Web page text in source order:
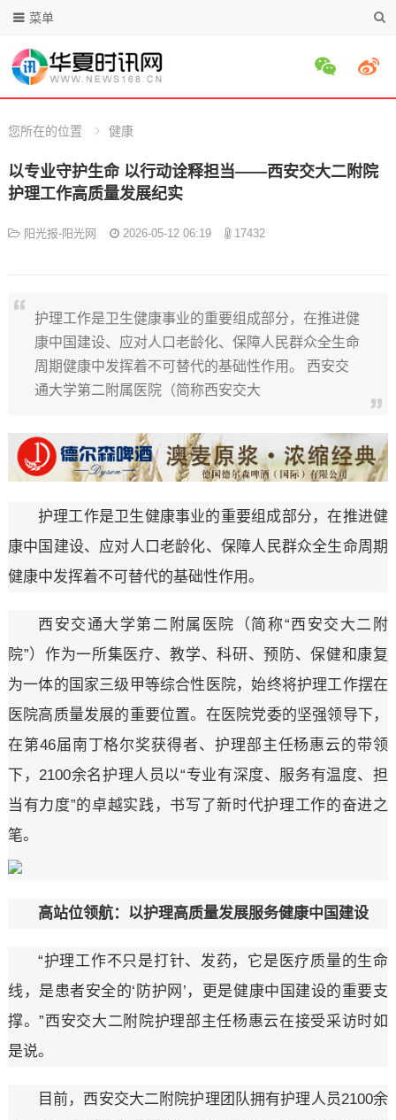
菜单
您所在的位置 健康
以专业守护生命 以行动诠释担当——西安交大二附院
护理工作高质量发展纪实
阳光报-阳光网 2026-05-12 06:19 17432
护理工作是卫生健康事业的重要组成部分，在推进健
康中国建设、应对人口老龄化、保障人民群众全生命
周期健康中发挥着不可替代的基础性作用。 西安交
通大学第二附属医院（简称西安交大
护理工作是卫生健康事业的重要组成部分，在推进健
康中国建设、应对人口老龄化、保障人民群众全生命周期
健康中发挥着不可替代的基础性作用。
西安交通大学第二附属医院（简称“西安交大二附
院”）作为一所集医疗、教学、科研、预防、保健和康复
为一体的国家三级甲等综合性医院，始终将护理工作摆在
医院高质量发展的重要位置。在医院党委的坚强领导下，
在第46届南丁格尔奖获得者、护理部主任杨惠云的带领
下，2100余名护理人员以“专业有深度、服务有温度、担
当有力度”的卓越实践，书写了新时代护理工作的奋进之
笔。
高站位领航：以护理高质量发展服务健康中国建设
“护理工作不只是打针、发药，它是医疗质量的生命
线，是患者安全的‘防护网’，更是健康中国建设的重要支
撑。”西安交大二附院护理部主任杨惠云在接受采访时如
是说。
目前，西安交大二附院护理团队拥有护理人员2100余